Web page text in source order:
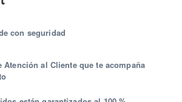
con seguridad
Atención al Cliente que te acompaña